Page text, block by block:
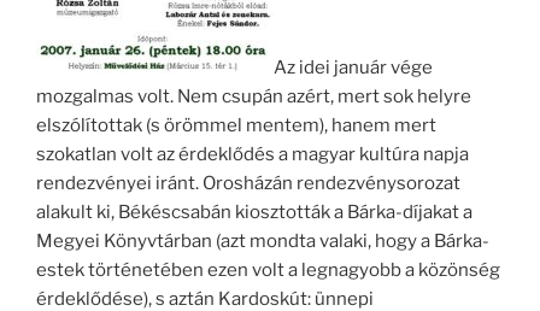
Az idei január vége
mozgal­mas volt. Nem csupán azért, mert sok helyre
elszólítottak (s örömmel mentem), ha­nem mert
szokatlan volt az érdeklődés a magyar kultúra napja
rendezvényei iránt. Orosházán rendezvénysoro­zat
alakult ki, Békéscsabán kiosztották a Bárka-díjakat a
Megyei Könyvtárban (azt mondta valaki, hogy a Bárka-
estek történetében ezen volt a legnagyobb a közönség
érdeklődése), s aztán Kardoskút: ünnepi